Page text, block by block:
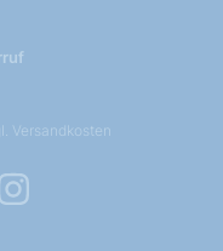
Versandkosten